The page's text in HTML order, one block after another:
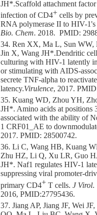
JH*.Scaffold attachment
infection of CD4+cells by
RNA polymerase II to HIV-1's
Bio. Chem. 2018. PMID:
34. Ren XX, Ma L, Sun
Jin X, Wang JH*.Dendritic
culturing with HIV-1 latently
or stimulating with AIDS-
secrete TNF-alpha to reactivate
latency.Virulence, 2017.
35. Kuang WD, Zhou YH,
JH*. Amino acids at positions
associated with the ability of
1 CRF01_AE to
2017. PMID: 28500742.
36. Li C, Wang HB, Kuang
Zhu HZ, Li Q, Xu LR, Guo
JH*. Naf1 regulates HIV-1
suppressing viral promoter-
primary CD4+T cells. J Virol.
2016, PMID:27795436.
37. Jiang AP, Jiang JF, Wei